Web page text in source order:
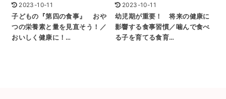
2023-10-11
子どもの『第四の食事』 おや
つの栄養素と量を見直そう！／
おいしく健康に！…
2023-10-11
幼児期が重要！ 将来の健康に
影響する食事習慣／噛んで食べ
る子を育てる食育…